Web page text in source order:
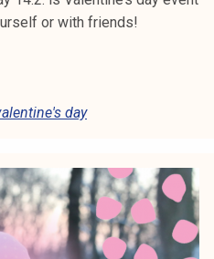
or with friends!
day